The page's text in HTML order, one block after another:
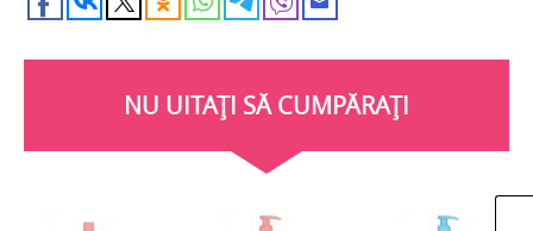
NU UITAȚI SĂ CUMPĂRAȚI